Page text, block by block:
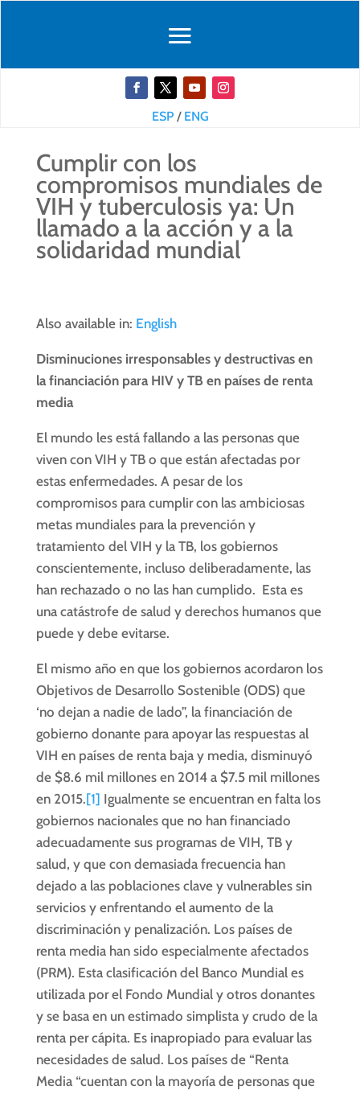
ESP/ ENG
Cumplir con los
compromisos mundiales de
VIH y tuberculosis ya: Un
llamado a la acción y a la
solidaridad mundial
Also available in: English
Disminuciones irresponsables y destructivas en
la financiación para HIV y TB en países de renta
media
El mundo les está fallando a las personas que
viven con VIH y TB o que están afectadas por
estas enfermedades. A pesar de los
compromisos para cumplir con las ambiciosas
metas mundiales para la prevención y
tratamiento del VIH y la TB, los gobiernos
conscientemente, incluso deliberadamente, las
han rechazado o no las han cumplido. Esta es
una catástrofe de salud y derechos humanos que
puede y debe evitarse.
El mismo año en que los gobiernos acordaron los
Objetivos de Desarrollo Sostenible (ODS) que
‘no dejan a nadie de lado”, la financiación de
gobierno donante para apoyar las respuestas al
VIH en países de renta baja y media, disminuyó
de $8.6 mil millones en 2014 a $7.5 mil millones
en 2015.[1] Igualmente se encuentran en falta los
gobiernos nacionales que no han financiado
adecuadamente sus programas de VIH, TB y
salud, y que con demasiada frecuencia han
dejado a las poblaciones clave y vulnerables sin
servicios y enfrentando el aumento de la
discriminación y penalización. Los países de
renta media han sido especialmente afectados
(PRM). Esta clasificación del Banco Mundial es
utilizada por el Fondo Mundial y otros donantes
y se basa en un estimado simplista y crudo de la
renta per cápita. Es inapropiado para evaluar las
necesidades de salud. Los países de “Renta
Media “cuentan con la mayoría de personas que